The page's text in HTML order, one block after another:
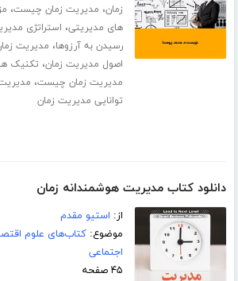
زمان، مدیریت زمان چیست،
های مدیریتی، استراتژی
رسیدن به آرزوها، مدیریت
اصول مدیریت زمان، تکنیک
مدیریت زمان چیست،
توانایی مدیریت زمان
دانلود کتاب مدیریت هوشمندانه زمان
از: استیو مقدم
موضوع:کتاب‌های علوم
اجتماعی
۴۵ صفحه